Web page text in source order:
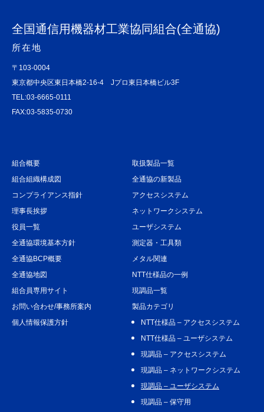
全国通信用機器材工業協同組合(全通協)
所在地
〒103-0004
東京都中央区東日本橋2-16-4 Jプロ東日本橋ビル3F
TEL:03-6665-0111
FAX:03-5835-0730
組合概要
組合組織構成図
コンプライアンス指針
理事長挨拶
役員一覧
全通協環境基本方針
全通協BCP概要
全通協地図
組合員専用サイト
取扱製品一覧
全通協の新製品
アクセスシステム
ネットワークシステム
ユーザシステム
測定器・工具類
メタル関連
NTT仕様品の一例
現調品一覧
お問い合わせ/事務所案内
個人情報保護方針
製品カテゴリ
NTT仕様品 – アクセスシステム
NTT仕様品 – ユーザシステム
現調品 – アクセスシステム
現調品 – ネットワークシステム
現調品 – ユーザシステム
現調品 – 保守用